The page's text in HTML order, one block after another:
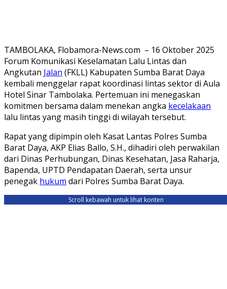
TAMBOLAKA, Flobamora-News.com – 16 Oktober 2025
Forum Komunikasi Keselamatan Lalu Lintas dan
Angkutan Jalan (FKLL) Kabupaten Sumba Barat Daya
kembali menggelar rapat koordinasi lintas sektor di Aula
Hotel Sinar Tambolaka. Pertemuan ini menegaskan
komitmen bersama dalam menekan angka kecelakaan
lalu lintas yang masih tinggi di wilayah tersebut.
Rapat yang dipimpin oleh Kasat Lantas Polres Sumba
Barat Daya, AKP Elias Ballo, S.H., dihadiri oleh perwakilan
dari Dinas Perhubungan, Dinas Kesehatan, Jasa Raharja,
Bapenda, UPTD Pendapatan Daerah, serta unsur
penegak hukum dari Polres Sumba Barat Daya.
Scroll kebawah untuk lihat konten